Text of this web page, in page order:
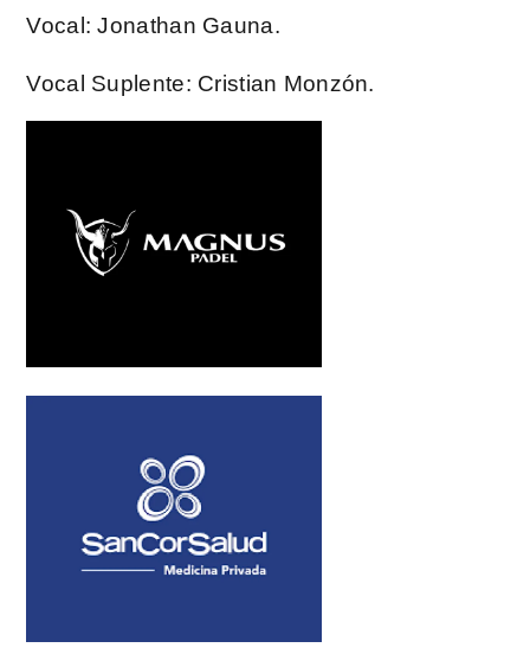
Vocal: Jonathan Gauna.
Vocal Suplente: Cristian Monzón.